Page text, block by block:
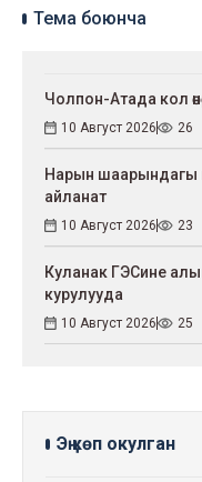
Тема боюнча
Чолпон-Атада кол
10 Август 2026 26
Нарын шаарындагы
айланат
10 Август 2026 23
Куланак ГЭСине
курулууда
10 Август 2026 25
Эң көп окулган